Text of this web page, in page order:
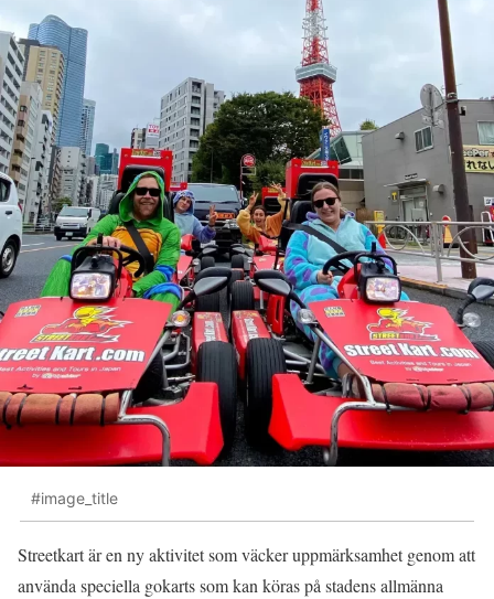
#image_title
Streetkart är en ny aktivitet som väcker uppmärksamhet genom att
använda speciella gokarts som kan köras på stadens allmänna